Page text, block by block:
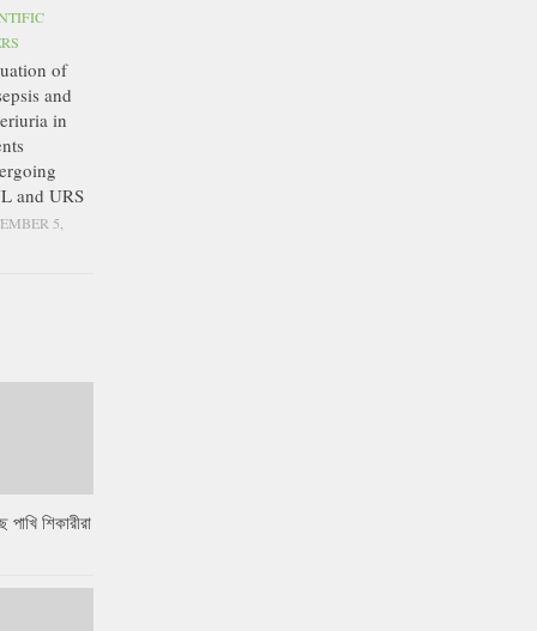
of
and
in
and URS
5,
শিকারীরা